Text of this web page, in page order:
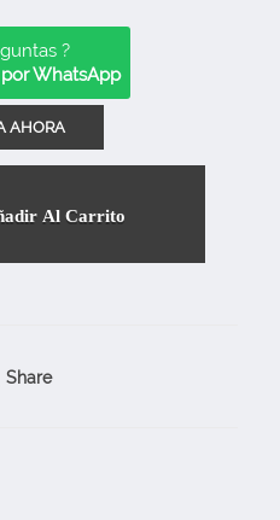
?
WhatsApp
Al Carrito
Share